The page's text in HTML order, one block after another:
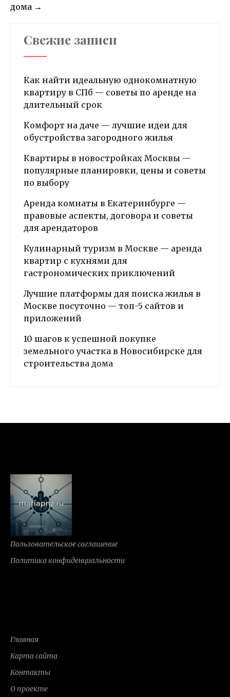
дома →
Свежие записи
Как найти идеальную однокомнатную
квартиру в СПб — советы по аренде на
длительный срок
Комфорт на даче — лучшие идеи для
обустройства загородного жилья
Квартиры в новостройках Москвы —
популярные планировки, цены и советы
по выбору
Аренда комнаты в Екатеринбурге —
правовые аспекты, договора и советы
для арендаторов
Кулинарный туризм в Москве — аренда
квартир с кухнями для
гастрономических приключений
Лучшие платформы для поиска жилья в
Москве посуточно — топ-5 сайтов и
приложений
10 шагов к успешной покупке
земельного участка в Новосибирске для
строительства дома
Пользовательское соглашение
Политика конфиденциальности
Главная
Карта сайта
Контакты
О проекте